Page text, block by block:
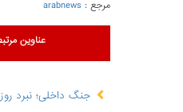
مرجع : arabnews
عناوین
جنگ داخلی؛ نبرد